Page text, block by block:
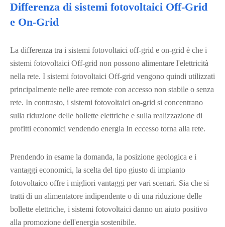
Differenza di sistemi fotovoltaici Off-Grid
e On-Grid
La differenza tra i sistemi fotovoltaici off-grid e on-grid è che i
sistemi fotovoltaici Off-grid non possono alimentare l'elettricità
nella rete. I sistemi fotovoltaici Off-grid vengono quindi utilizzati
principalmente nelle aree remote con accesso non stabile o senza
rete. In contrasto, i sistemi fotovoltaici on-grid si concentrano
sulla riduzione delle bollette elettriche e sulla realizzazione di
profitti economici vendendo energia In eccesso torna alla rete.
Prendendo in esame la domanda, la posizione geologica e i
vantaggi economici, la scelta del tipo giusto di impianto
fotovoltaico offre i migliori vantaggi per vari scenari. Sia che si
tratti di un alimentatore indipendente o di una riduzione delle
bollette elettriche, i sistemi fotovoltaici danno un aiuto positivo
alla promozione dell'energia sostenibile.